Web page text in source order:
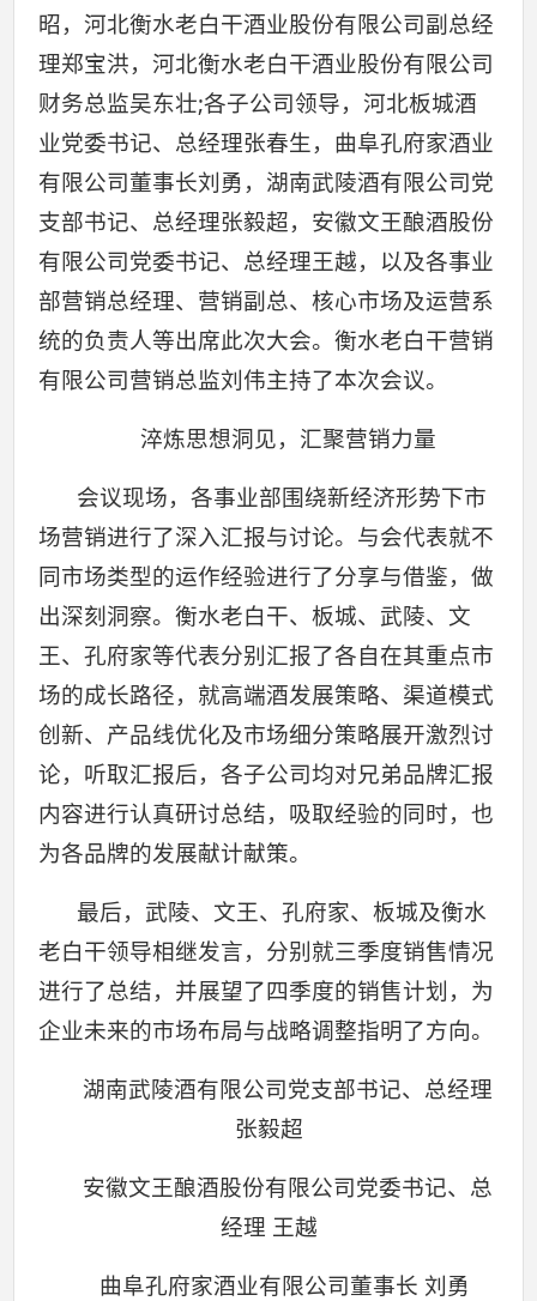
昭，河北衡水老白干酒业股份有限公司副总经
理郑宝洪，河北衡水老白干酒业股份有限公司
财务总监吴东壮;各子公司领导，河北板城酒
业党委书记、总经理张春生，曲阜孔府家酒业
有限公司董事长刘勇，湖南武陵酒有限公司党
支部书记、总经理张毅超，安徽文王酿酒股份
有限公司党委书记、总经理王越，以及各事业
部营销总经理、营销副总、核心市场及运营系
统的负责人等出席此次大会。衡水老白干营销
有限公司营销总监刘伟主持了本次会议。
淬炼思想洞见，汇聚营销力量
会议现场，各事业部围绕新经济形势下市
场营销进行了深入汇报与讨论。与会代表就不
同市场类型的运作经验进行了分享与借鉴，做
出深刻洞察。衡水老白干、板城、武陵、文
王、孔府家等代表分别汇报了各自在其重点市
场的成长路径，就高端酒发展策略、渠道模式
创新、产品线优化及市场细分策略展开激烈讨
论，听取汇报后，各子公司均对兄弟品牌汇报
内容进行认真研讨总结，吸取经验的同时，也
为各品牌的发展献计献策。
最后，武陵、文王、孔府家、板城及衡水
老白干领导相继发言，分别就三季度销售情况
进行了总结，并展望了四季度的销售计划，为
企业未来的市场布局与战略调整指明了方向。
湖南武陵酒有限公司党支部书记、总经理
张毅超
安徽文王酿酒股份有限公司党委书记、总
经理 王越
曲阜孔府家酒业有限公司董事长 刘勇